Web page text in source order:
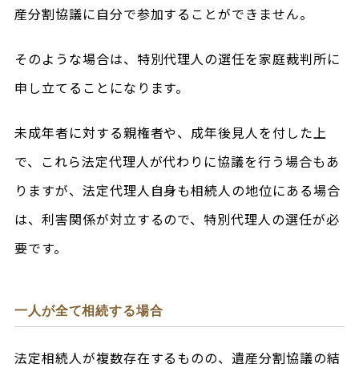
産分割協議に自分で参加することができません。
そのような場合は、特別代理人の選任を家庭裁判所に
申し立てることになります。
未成年者に対する親権者や、成年後見人を付した上
で、これら法定代理人が代わりに協議を行う場合もあ
りますが、法定代理人自身も相続人の地位にある場合
は、利害関係が対立するので、特別代理人の選任が必
要です。
一人が全て相続する場合
法定相続人が複数存在するものの、遺産分割協議の結